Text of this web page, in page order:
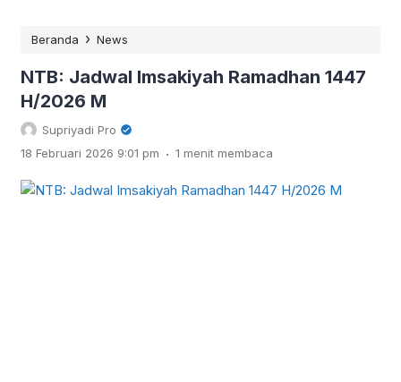
Beranda › News
NTB: Jadwal Imsakiyah Ramadhan 1447
H/2026 M
Supriyadi Pro
18 Februari 2026 9:01 pm . 1 menit membaca